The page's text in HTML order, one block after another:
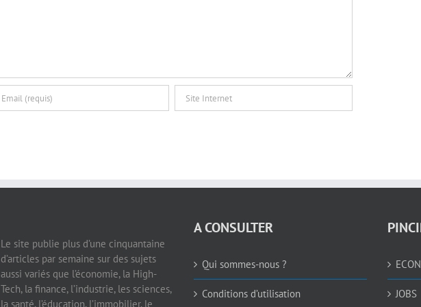
Le site publie plus d’une cinquantaine
d’articles par semaine sur des sujets
aussi variés que l’économie, la High-
Tech, la finance, l’industrie, les sciences,
la santé, l’éducation, l’immobilier, le
A CONSULTER
Qui sommes-nous ?
Conditions d’utilisation JOBS